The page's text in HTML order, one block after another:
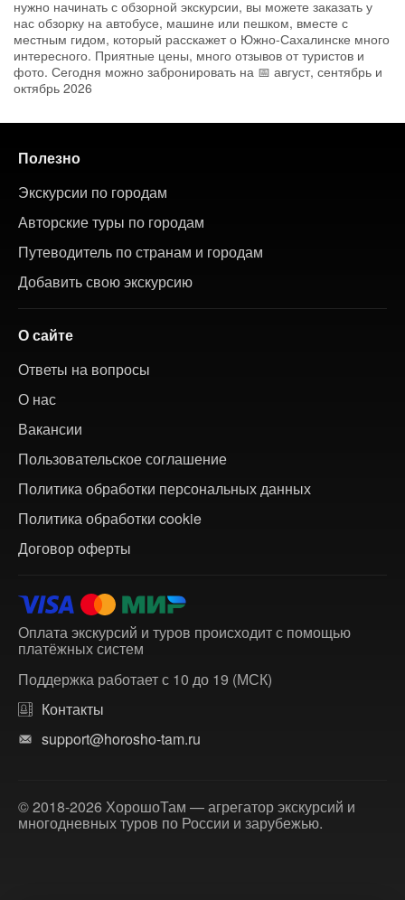
нужно начинать с обзорной экскурсии, вы можете заказать у
нас обзорку на автобусе, машине или пешком, вместе с
местным гидом, который расскажет о Южно-Сахалинске много
интересного. Приятные цены, много отзывов от туристов и
фото. Сегодня можно забронировать на 📅 август, сентябрь и
октябрь 2026
Полезно
Экскурсии по городам
Авторские туры по городам
Путеводитель по странам и городам
Добавить свою экскурсию
О сайте
Ответы на вопросы
О нас
Вакансии
Пользовательское соглашение
Политика обработки персональных данных
Политика обработки cookie
Договор оферты
Оплата экскурсий и туров происходит с помощью
платёжных систем
Поддержка работает с 10 до 19 (МСК)
Контакты
support@horosho-tam.ru
© 2018-2026 ХорошоТам — агрегатор экскурсий и
многодневных туров по России и зарубежью.